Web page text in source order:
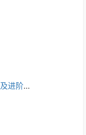
SYNOPSYS™光学镜头设计基础及进阶培训